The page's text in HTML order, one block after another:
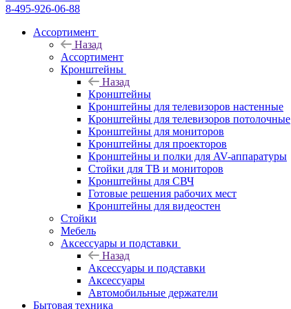
8-495-926-06-88
Ассортимент
Назад
Ассортимент
Кронштейны
Назад
Кронштейны
Кронштейны для телевизоров настенные
Кронштейны для телевизоров потолочные
Кронштейны для мониторов
Кронштейны для проекторов
Кронштейны и полки для AV-аппаратуры
Стойки для ТВ и мониторов
Кронштейны для СВЧ
Готовые решения рабочих мест
Кронштейны для видеостен
Стойки
Мебель
Аксессуары и подставки
Назад
Аксессуары и подставки
Аксессуары
Автомобильные держатели
Бытовая техника